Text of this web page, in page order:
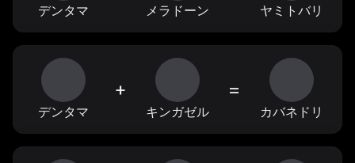
デンタマ メラドーン ヤミトバリ
デンタマ
+
キンガゼル
=
カバネドリ